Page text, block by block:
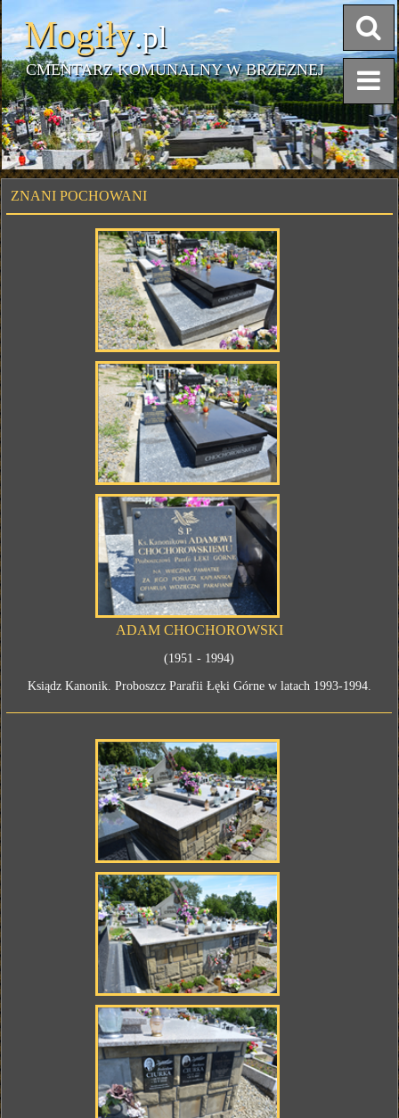
Mogiły.pl
CMENTARZ KOMUNALNY W BRZEZNEJ
ZNANI POCHOWANI
ADAM CHOCHOROWSKI
(1951 - 1994)
Ksiądz Kanonik. Proboszcz Parafii Łęki Górne w latach 1993-1994.